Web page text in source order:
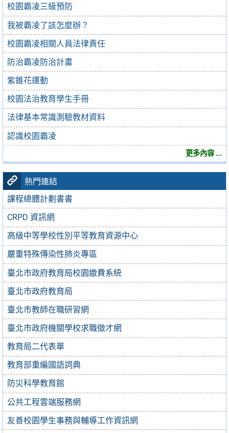
校園霸凌三級預防
我被霸凌了該怎麼辦？
校園霸凌相關人員法律責任
防治霸凌防治計畫
紫錐花運動
校園法治教育學生手冊
法律基本常識測驗教材資料
認識校園霸凌
更多內容 ...
熱門連結
課程總體計劃書書
CRPD 資訊網
高級中等學校性別平等教育資源中心
嚴重特殊傳染性肺炎專區
臺北市政府教育局校園繳費系統
臺北市政府教育局
臺北市教師在職研習網
臺北市政府機關學校求職徵才網
教育局二代表單
教育部重編國語詞典
防災科學教育館
公共工程雲端服務網
友善校園學生事務與輔導工作資訊網